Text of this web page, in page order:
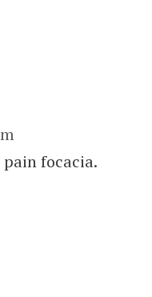
pain focacia.